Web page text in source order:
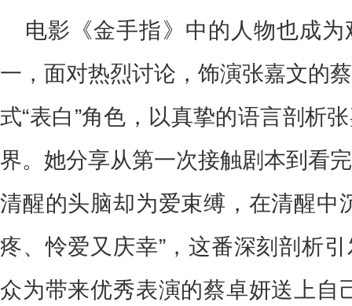
电影《金手指》中的人物也成
一，面对热烈讨论，饰演张嘉文的
式“表白”角色，以真挚的语言剖析
界。她分享从第一次接触剧本到看
清醒的头脑却为爱束缚，在清醒中
疼、怜爱又庆幸”，这番深刻剖析
众为带来优秀表演的蔡卓妍送上自